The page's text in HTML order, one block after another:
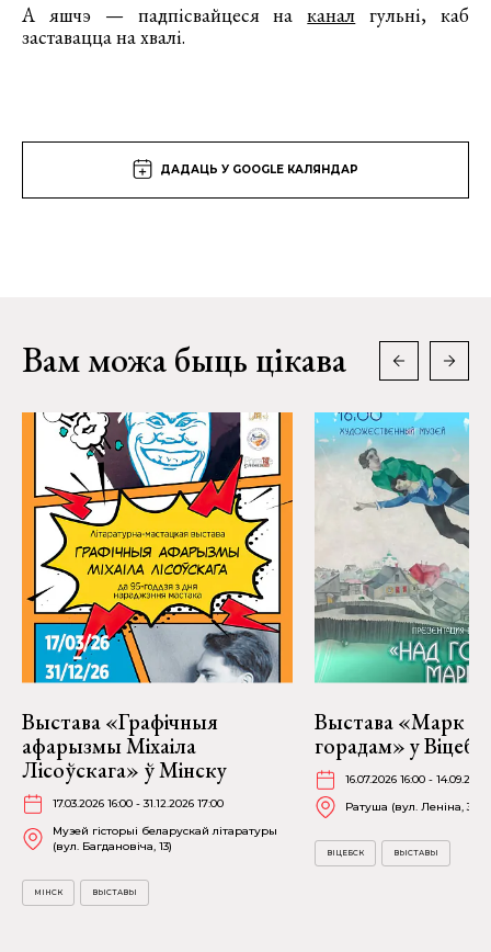
А яшчэ — падпісвайцеся наканал гульні, каб
заставацца на хвалі.
ДАДАЦЬ У GOOGLE КАЛЯНДАР
Вам можа быць цікава
Выстава «Графічныя
афарызмы Міхаіла
Лісоўскага» ў Мінску
17.03.2026 16:00 - 31.12.2026 17:00
Музей гісторыі беларускай літаратуры
(вул. Багдановіча, 13)
МІНСК ВЫСТАВЫ
Выстава «Марк
горадам» у
16.07.2026 16:00 -
Ратуша (вул. Леніна, 36)
ВІЦЕБСК ВЫСТАВЫ